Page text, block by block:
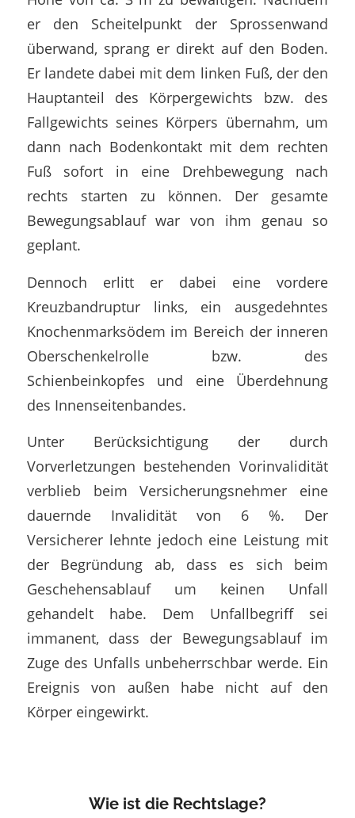
er den Scheitelpunkt der Sprossenwand
überwand, sprang er direkt auf den Boden.
Er landete dabei mit dem linken Fuß, der den
Hauptanteil des Körpergewichts bzw. des
Fallgewichts seines Körpers übernahm, um
dann nach Bodenkontakt mit dem rechten
Fuß sofort in eine Drehbewegung nach
rechts starten zu können. Der gesamte
Bewegungsablauf war von ihm genau so
geplant.
Dennoch erlitt er dabei eine vordere
Kreuzbandruptur links, ein ausgedehntes
Knochenmarksödem im Bereich der inneren
Oberschenkelrolle bzw. des
Schienbeinkopfes und eine Überdehnung
des Innenseitenbandes.
Unter Berücksichtigung der durch
Vorverletzungen bestehenden Vorinvalidität
verblieb beim Versicherungsnehmer eine
dauernde Invalidität von 6 %. Der
Versicherer lehnte jedoch eine Leistung mit
der Begründung ab, dass es sich beim
Geschehensablauf um keinen Unfall
gehandelt habe. Dem Unfallbegriff sei
immanent, dass der Bewegungsablauf im
Zuge des Unfalls unbeherrschbar werde. Ein
Ereignis von außen habe nicht auf den
Körper eingewirkt.
Wie ist die Rechtslage?